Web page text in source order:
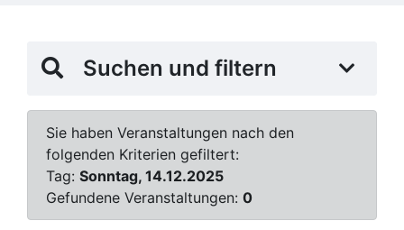
Suchen und filtern
Sie haben Veranstaltungen nach den
folgenden Kriterien gefiltert:
Tag: Sonntag, 14.12.2025
Gefundene Veranstaltungen: 0